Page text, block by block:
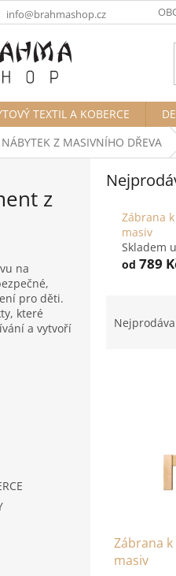
info@brahmashop.cz
TEXTIL A KOBERCE
NÁBYTEK Z MASIVNÍHO DŘEVA
z
na
pro děti.
které
a vytvoří
Zábrana
masiv
Skladem
od 789
Zábrana
masiv